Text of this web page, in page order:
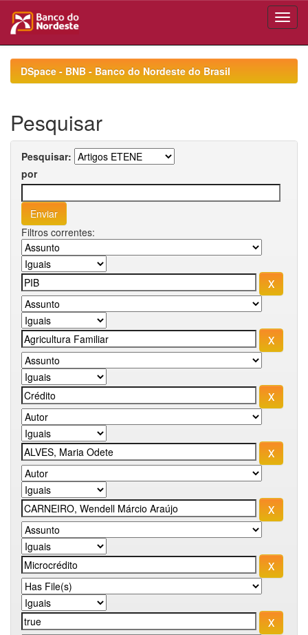
navigationDSpace - BNB - Banco do Nordeste do Brasil
Pesquisar
Pesquisar:
por
Filtros correntes: